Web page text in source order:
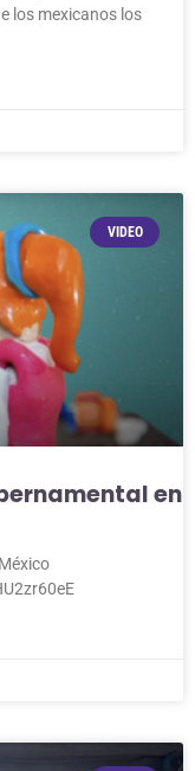
los mexicanos los
VIDEO
en